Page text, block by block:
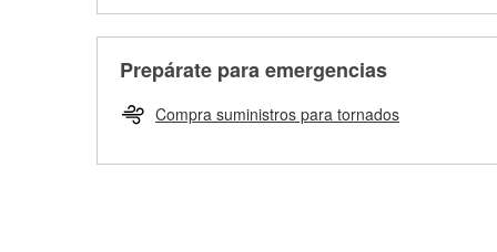
Prepárate para emergencias
Compra suministros para tornados